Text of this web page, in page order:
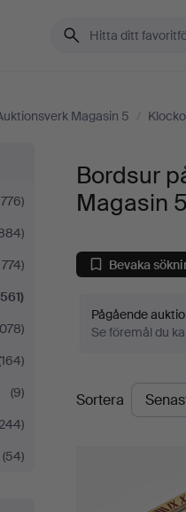
Magasin 5 /
(9)
(54)
Bordsur
Magasin 5
Bevaka
Pågående
Se föremål du
Slutpriser
Sortera